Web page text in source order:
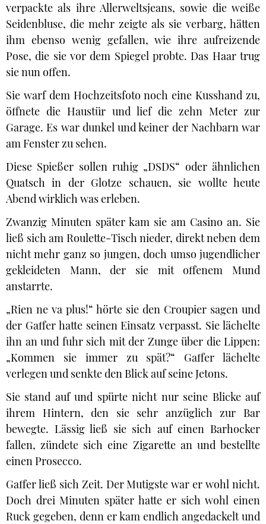
verpackte als ihre Allerweltsjeans, sowie die weiße
Seidenbluse, die mehr zeigte als sie verbarg, hätten
ihm ebenso wenig gefallen, wie ihre aufreizende
Pose, die sie vor dem Spiegel probte. Das Haar trug
sie nun offen.
Sie warf dem Hochzeitsfoto noch eine Kusshand zu,
öffnete die Haustür und lief die zehn Meter zur
Garage. Es war dunkel und keiner der Nachbarn war
am Fenster zu sehen.
Diese Spießer sollen ruhig „DSDS“ oder ähnlichen
Quatsch in der Glotze schauen, sie wollte heute
Abend wirklich was erleben.
Zwanzig Minuten später kam sie am Casino an. Sie
ließ sich am Roulette-Tisch nieder, direkt neben dem
nicht mehr ganz so jungen, doch umso jugendlicher
gekleideten Mann, der sie mit offenem Mund
anstarrte.
„Rien ne va plus!“ hörte sie den Croupier sagen und
der Gaffer hatte seinen Einsatz verpasst. Sie lächelte
ihn an und fuhr sich mit der Zunge über die Lippen:
„Kommen sie immer zu spät?“ Gaffer lächelte
verlegen und senkte den Blick auf seine Jetons.
Sie stand auf und spürte nicht nur seine Blicke auf
ihrem Hintern, den sie sehr anzüglich zur Bar
bewegte. Lässig ließ sie sich auf einen Barhocker
fallen, zündete sich eine Zigarette an und bestellte
einen Prosecco.
Gaffer ließ sich Zeit. Der Mutigste war er wohl nicht.
Doch drei Minuten später hatte er sich wohl einen
Ruck gegeben, denn er kam endlich angedackelt und